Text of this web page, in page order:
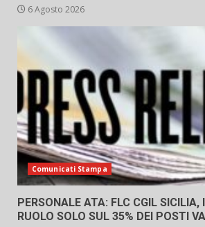
6 Agosto 2026
Comunicati Stampa
PERSONALE ATA: FLC CGIL SICILIA,
RUOLO SOLO SUL 35% DEI POSTI